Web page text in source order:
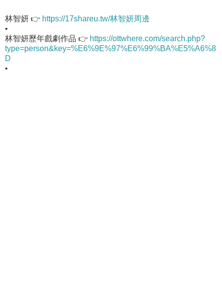
林智妍 👉 https://17shareu.tw/林智妍周邊
•
林智妍歷年戲劇作品 👉 https://ottwhere.com/search.php?
type=person&key=%E6%9E%97%E6%99%BA%E5%A6%8
D
•